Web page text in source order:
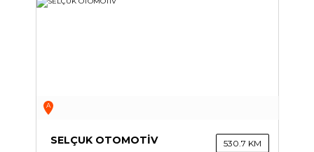
A
SELÇUK OTOMOTİV 530.7 KM